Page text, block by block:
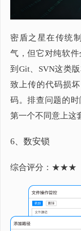
密盾之星在传统
气，但它对纯软
到Git、SVN这类
致上传的代码损
码。排查问题的
第一个不同意上这
6、数安锁
综合评分：★★★